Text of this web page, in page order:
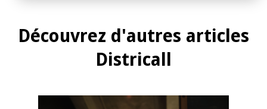
Découvrez d'autres articles
Districall